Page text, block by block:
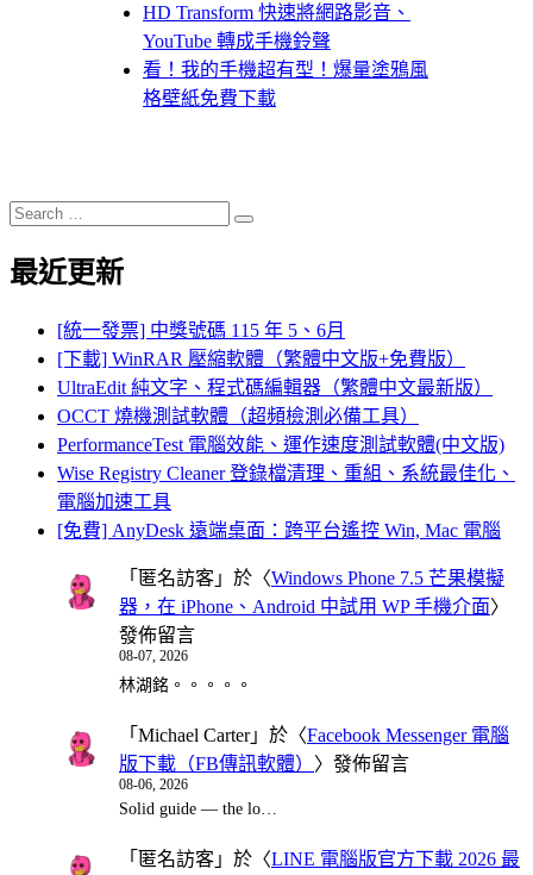
HD Transform 快速將網路影音、
YouTube 轉成手機鈴聲
看！我的手機超有型！爆量塗鴉風
格壁紙免費下載
Search
for:
Search
最近更新
[統一發票] 中獎號碼 115 年 5、6月
[下載] WinRAR 壓縮軟體（繁體中文版+免費版）
UltraEdit 純文字、程式碼編輯器（繁體中文最新版）
OCCT 燒機測試軟體（超頻檢測必備工具）
PerformanceTest 電腦效能、運作速度測試軟體(中文版)
Wise Registry Cleaner 登錄檔清理、重組、系統最佳化、
電腦加速工具
[免費] AnyDesk 遠端桌面：跨平台遙控 Win, Mac 電腦
「 匿名訪客 」於〈Windows Phone 7.5 芒果模擬
器，在 iPhone、Android 中試用 WP 手機介面〉
發佈留言
08-07, 2026
林湖銘。。。。。
「 Michael Carter」於〈Facebook Messenger 電腦
版下載（FB傳訊軟體） 〉發佈留言
08-06, 2026
Solid guide — the lo…
「 匿名訪客 」於〈LINE 電腦版官方下載 2026 最